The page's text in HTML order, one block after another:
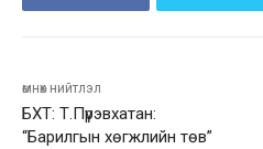
өмнөх нийтлэл
БХТ: Т.Пүрэвхатан:
“Барилгын хөгжлийн төв”